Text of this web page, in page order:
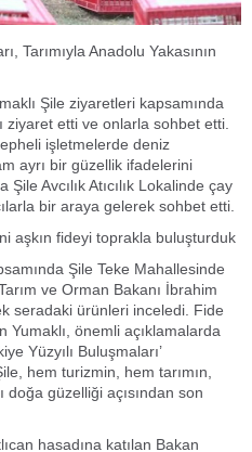
Tarımıyla Anadolu Yakasının
Şile ziyaretleri kapsamında
ziyaret etti ve onlarla sohbet etti.
işletmelerde deniz
ayrı bir güzellik ifadelerini
Avcılık Atıcılık Lokalinde çay
bir araya gelerek sohbet etti.
aşkın fideyi toprakla buluşturduk
Şile Teke Mahallesinde
ve Orman Bakanı İbrahim
seradaki ürünleri inceledi. Fide
Yumaklı, önemli açıklamalarda
Yüzyılı Buluşmaları’
hem turizmin, hem tarımın,
doğa güzelliği açısından son
hasadına katılan Bakan